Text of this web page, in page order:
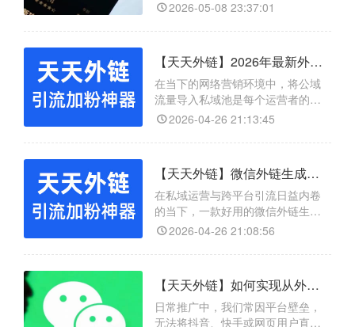
体，而天天外链正是专业的链接跳
链，突破平台限制直达企业微信、
适配，在抖音、头条、浏览器等渠
道都能无缝跳转；还自带流量数据
统计、多二维码智能切换功能，链
接稳定防拦截，大幅简化引流流程
2026-05-08 23:37:01
【天天外链】2026年最新外链跳转到微信配置实操指南，跨平台引流核心技巧
在当下的网络营销环境中，将公域
流量导入私域池是每个运营者的必
修课，而“外链跳转到微信”则是其中
具，但天天外链凭借其全面的功能
App（如抖音、快手、短信、百度浏
览器）一键跳转至个人微信、企业
微信、微信群、公众号及小程序的
链接，还提供了数据回传
2026-04-26 21:13:45
【天天外链】微信外链生成器如何实现跨平台无缝导流？全域营销新工具
在私域运营与跨平台引流日益内卷
的当下，一款好用的微信外链生成
器能极大提升获客效率。以天天外
交媒体、短信、邮件一键跳转微信
程序等），还集成了小程序转链
接、活码二维码、活链接、短链
接、广告回传链接等实用功能。无
2026-04-26 21:08:56
【天天外链】如何实现从外链无缝跳转到微信？
日常推广中，我们常因平台壁垒，
无法将抖音、快手或网页用户直接